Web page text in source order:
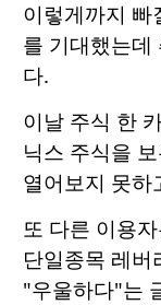
이렇게까지
를 기대했는데
다.
이날 주식 한
닉스 주식을
열어보지 못하
또 다른 이용
단일종목 레
"우울하다"는